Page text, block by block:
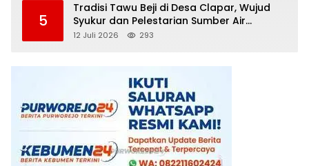
5
Tradisi Tawu Beji di Desa Clapar, Wujud
Syukur dan Pelestarian Sumber Air
Kehidupan yang Tak Pernah Kering
12 Juli 2026 293